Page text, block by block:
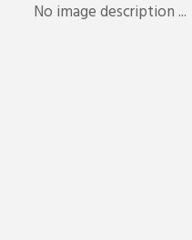
No image description ...